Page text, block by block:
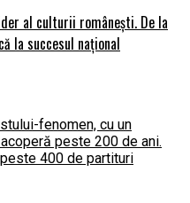
al culturii românești. De la
la succesul național
fenomen, cu un
peste 200 de ani.
400 de partituri